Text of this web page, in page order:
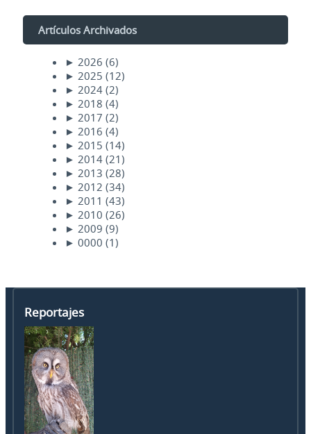
Artículos Archivados
► 2026 (6)
► 2025 (12)
► 2024 (2)
► 2018 (4)
► 2017 (2)
► 2016 (4)
► 2015 (14)
► 2014 (21)
► 2013 (28)
► 2012 (34)
► 2011 (43)
► 2010 (26)
► 2009 (9)
► 0000 (1)
Reportajes